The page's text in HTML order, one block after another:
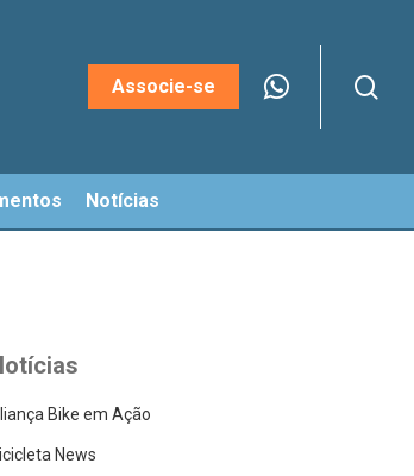
Associe-se
Notícias
Bike em Ação
News